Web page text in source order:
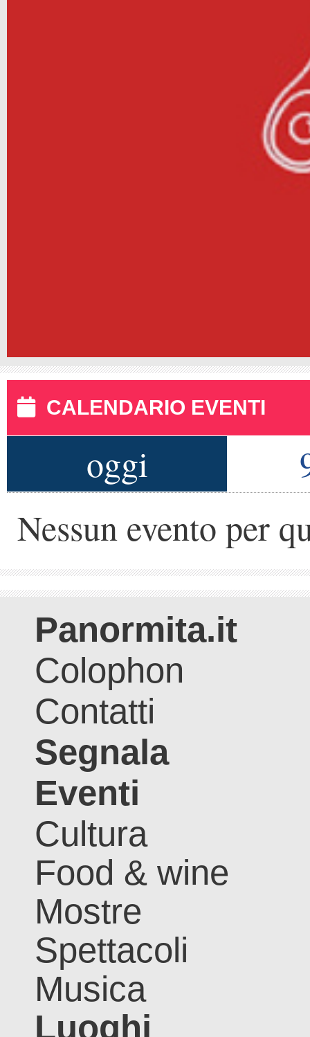
CALENDARIO EVENTI
oggi
Nessun evento per
Panormita.it
Colophon
Contatti
Segnala
Eventi
Cultura
Food & wine
Mostre
Spettacoli
Musica
Luoghi